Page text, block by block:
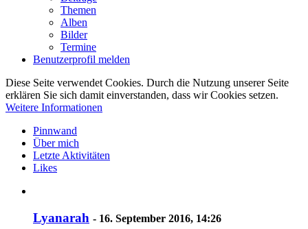
Themen
Alben
Bilder
Termine
Benutzerprofil melden
Diese Seite verwendet Cookies. Durch die Nutzung unserer Seite
erklären Sie sich damit einverstanden, dass wir Cookies setzen.
Weitere Informationen
Pinnwand
Über mich
Letzte Aktivitäten
Likes
Lyanarah - 16. September 2016, 14:26